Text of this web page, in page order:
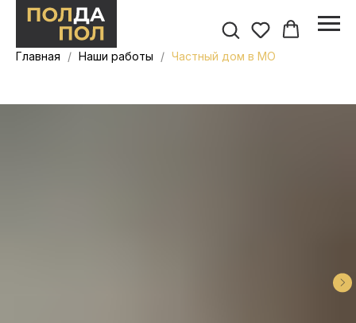
Главная Наши работы Частный дом в МО